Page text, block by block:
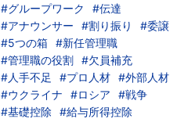
#グループワーク
#伝達
#アナウンサー
#割り振り
#委譲
#5つの箱 #新任管理職
#管理職の役割 #欠員補充
#人手不足
#プロ人材 #外部人材
#ウクライナ
#ロシア
#戦争
#基礎控除
#給与所得控除